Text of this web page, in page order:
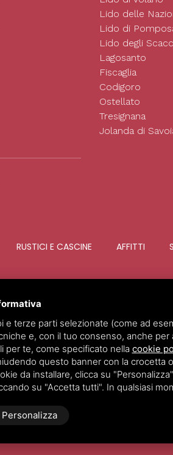
Lido delle
Lido di
Lido degli
Lagosanto
Fiscaglia
Codigoro
Ostellato
Tresignana
Jolanda di
RUSTICI E CASCINE AFFITTI
e terze parti selezionate (come ad
e, con il tuo consenso, anche
per te, come specificato nella cookie
questo banner con la crocetta
da installare, clicca su
su "Accetta tutti". In qualsiasi
Personalizza